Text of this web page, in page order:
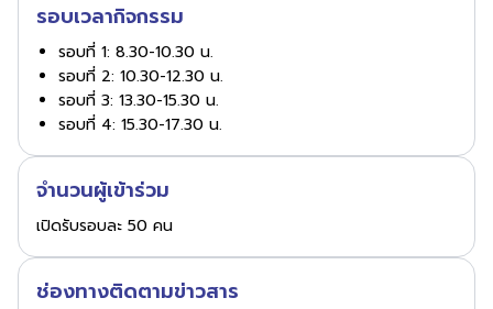
รอบเวลากิจกรรม
รอบที่ 1: 8.30-10.30 น.
รอบที่ 2: 10.30-12.30 น.
รอบที่ 3: 13.30-15.30 น.
รอบที่ 4: 15.30-17.30 น.
จำนวนผู้เข้าร่วม
เปิดรับรอบละ 50 คน
ช่องทางติดตามข่าวสาร